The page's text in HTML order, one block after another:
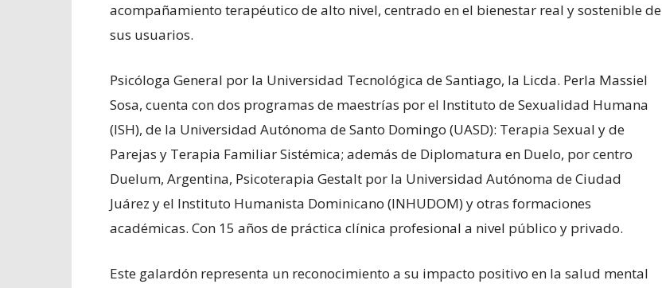
acompañamiento terapéutico de alto nivel, centrado en el bienestar real y sostenible de
sus usuarios.
Psicóloga General por la Universidad Tecnológica de Santiago, la Licda. Perla Massiel
Sosa, cuenta con dos programas de maestrías por el Instituto de Sexualidad Humana
(ISH), de la Universidad Autónoma de Santo Domingo (UASD): Terapia Sexual y de
Parejas y Terapia Familiar Sistémica; además de Diplomatura en Duelo, por centro
Duelum, Argentina, Psicoterapia Gestalt por la Universidad Autónoma de Ciudad
Juárez y el Instituto Humanista Dominicano (INHUDOM) y otras formaciones
académicas. Con 15 años de práctica clínica profesional a nivel público y privado.
Este galardón representa un reconocimiento a su impacto positivo en la salud mental